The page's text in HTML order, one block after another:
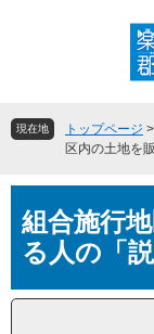
頭
飛現在地 トップページ >
区内の土地を
文組合施行
る人の「説